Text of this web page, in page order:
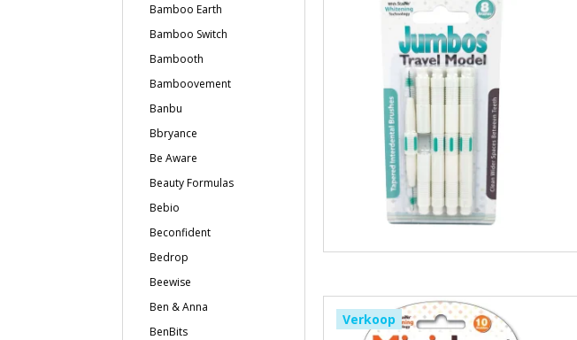
Bamboo Earth
Bamboo Switch
Bambooth
Bamboovement
Banbu
Bbryance
Be Aware
Beauty Formulas
Bebio
Beconfident
Bedrop
Beewise
Ben & Anna
BenBits
Verkoop